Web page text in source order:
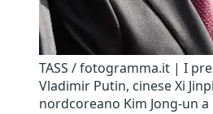
TASS / fotogramma.it | I
Vladimir Putin, cinese Xi
nordcoreano Kim Jong-un a